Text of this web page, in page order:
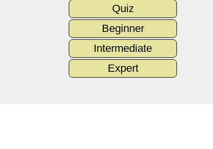
Quiz
Beginner
Intermediate
Expert